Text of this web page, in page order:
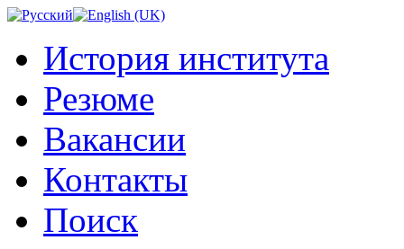
История института
Резюме
Вакансии
Контакты
Поиск